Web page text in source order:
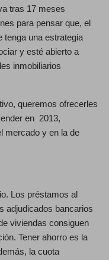
tras 17 meses
para pensar que, el
tenga una estrategia
y esté abierto a
inmobiliarios
queremos ofrecerles
en 2013,
mercado y en la de
Los préstamos al
adjudicados bancarios
viviendas consiguen
Tener ahorro es la
la cuota